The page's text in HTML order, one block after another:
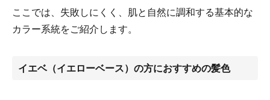
ここでは、失敗しにくく、肌と自然に調和する基本的な
カラー系統をご紹介します。
イエベ（イエローベース）の方におすすめの髪色